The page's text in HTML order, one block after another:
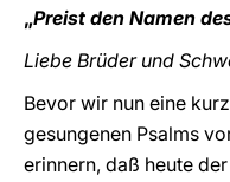
„Preist den Namen
Liebe Brüder und
Bevor wir nun eine
gesungenen Psalms
erinnern, daß heute